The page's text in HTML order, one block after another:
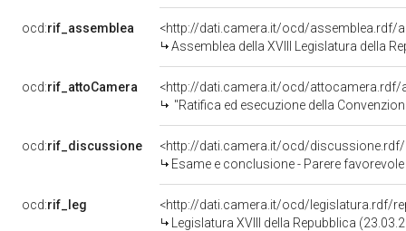
ocd:rif_assemblea
<http://dati.camera.it/ocd/assemblea.rdf/
Assemblea della XVIII Legislatura della
ocd:rif_attoCamera
<http://dati.camera.it/ocd/attocamera.rdf/
"Ratifica ed esecuzione della Convenzione tra la Repubblica italiana e la Repubblica
ocd:rif_discussione
<http://dati.camera.it/ocd/discussione.rdf/
Esame e conclusione - Parere favorevole - Ratifica ed esecuzione della Convenzione tra la
ocd:rif_leg
<http://dati.camera.it/ocd/legislatura.rdf/
Legislatura XVIII della Repubblica